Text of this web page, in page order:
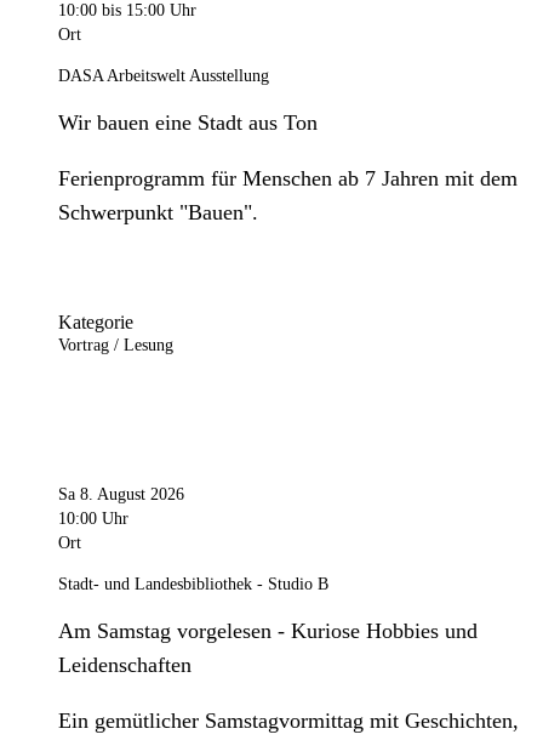
10:00 bis 15:00 Uhr
Ort
DASA Arbeitswelt Ausstellung
Wir bauen eine Stadt aus Ton
Ferienprogramm für Menschen ab 7 Jahren mit dem
Schwerpunkt "Bauen".
Kategorie
Vortrag / Lesung
Sa 8. August 2026
10:00 Uhr
Ort
Stadt- und Landesbibliothek - Studio B
Am Samstag vorgelesen - Kuriose Hobbies und
Leidenschaften
Ein gemütlicher Samstagvormittag mit Geschichten,